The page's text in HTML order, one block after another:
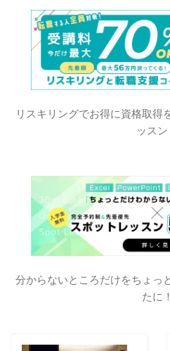
リスキリングでお得に資格取得
ッスン
分からないところだけをちょっ
たに！